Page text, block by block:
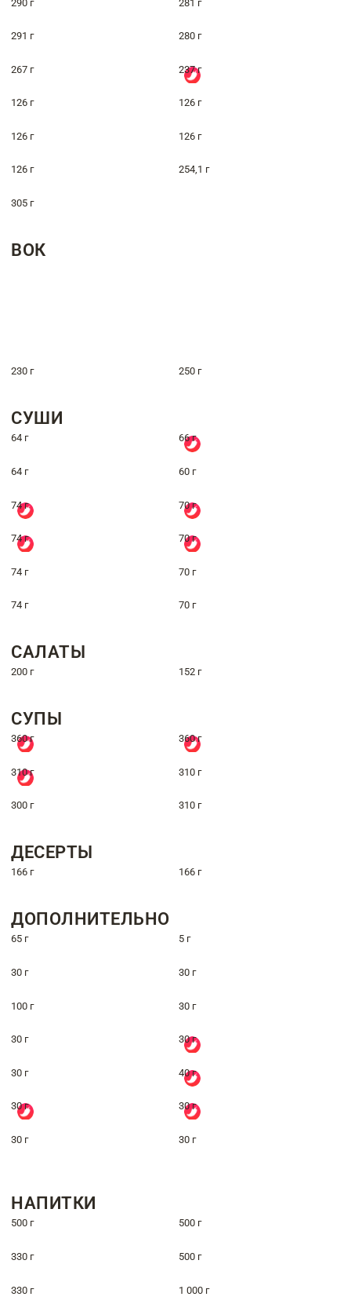
290 г 281 г
291 г 280 г
267 г 237 г
126 г 126 г
126 г 126 г
126 г 254,1 г
305 г
ВОК
230 г 250 г
СУШИ
64 г 66 г
64 г 60 г
74 г 70 г
74 г 70 г
74 г 70 г
74 г 70 г
САЛАТЫ
200 г 152 г
СУПЫ
360 г 360 г
310 г 310 г
300 г 310 г
ДЕСЕРТЫ
166 г 166 г
ДОПОЛНИТЕЛЬНО
65 г 5 г
30 г 30 г
100 г 30 г
30 г 30 г
30 г 40 г
30 г 30 г
30 г 30 г
НАПИТКИ
500 г 500 г
330 г 500 г
330 г 1 000 г